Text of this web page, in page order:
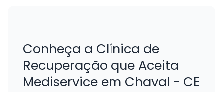
Conheça a Clínica de
Recuperação que Aceita
Mediservice em Chaval - CE